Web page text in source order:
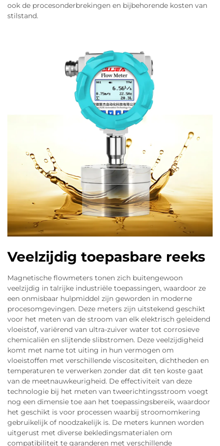
ook de procesonderbrekingen en bijbehorende kosten van
stilstand.
Veelzijdig toepasbare reeks
Magnetische flowmeters tonen zich buitengewoon
veelzijdig in talrijke industriële toepassingen, waardoor ze
een onmisbaar hulpmiddel zijn geworden in moderne
procesomgevingen. Deze meters zijn uitstekend geschikt
voor het meten van de stroom van elk elektrisch geleidend
vloeistof, variërend van ultra-zuiver water tot corrosieve
chemicaliën en slijtende slibstromen. Deze veelzijdigheid
komt met name tot uiting in hun vermogen om
vloeistoffen met verschillende viscositeiten, dichtheden en
temperaturen te verwerken zonder dat dit ten koste gaat
van de meetnauwkeurigheid. De effectiviteit van deze
technologie bij het meten van tweerichtingsstroom voegt
nog een dimensie toe aan het toepassingsbereik, waardoor
het geschikt is voor processen waarbij stroomomkering
gebruikelijk of noodzakelijk is. De meters kunnen worden
uitgerust met diverse bekledingsmaterialen om
compatibiliteit te garanderen met verschillende